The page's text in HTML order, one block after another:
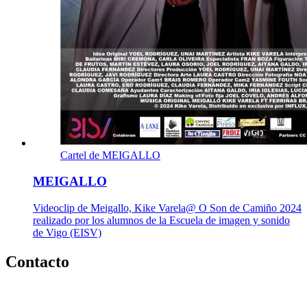
Cartel de MEIGALLO
MEIGALLO
Videoclip de Meigallo, Kike Varela@ O Son de Camiño 2024
realizado por los alumnos de la Escuela de imagen y sonido
de Vigo (EISV)
Contacto